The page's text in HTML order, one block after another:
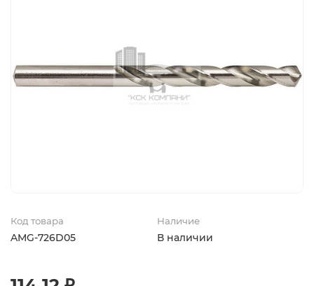
Код товара
AMG-726D05
Наличие
В наличии